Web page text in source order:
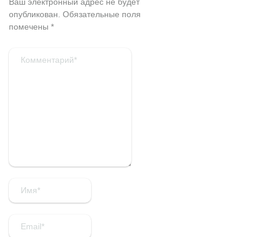
Ваш электронный адрес не будет
опубликован. Обязательные поля
помечены *